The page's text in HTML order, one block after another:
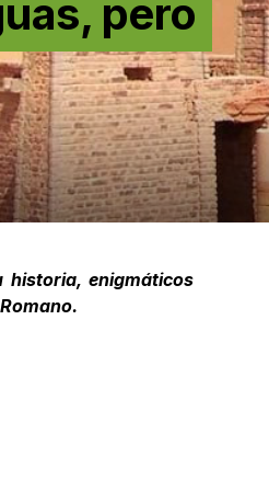
pero
enigmáticos